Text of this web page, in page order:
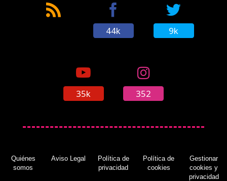
44k 9k
35k 352
Quiénes
somos
Aviso Legal
Política de
privacidad
Política de
cookies
Gestionar
cookies y
privacidad